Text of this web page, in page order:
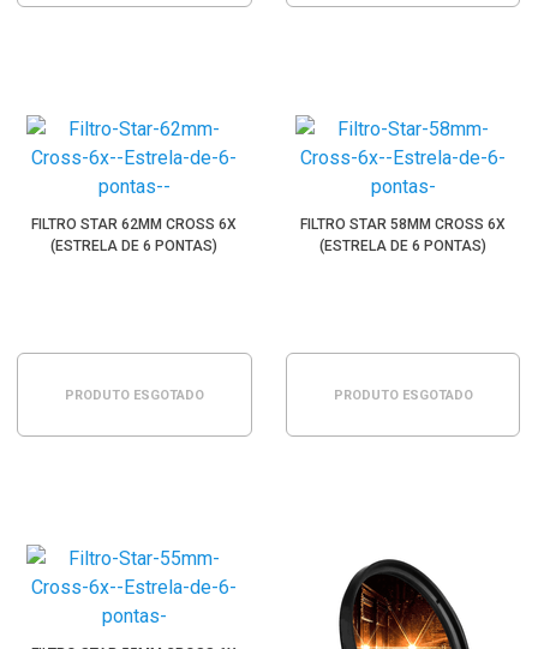
FILTRO STAR 62MM CROSS 6X
(ESTRELA DE 6 PONTAS)
PRODUTO ESGOTADO
FILTRO STAR 58MM CROSS 6X
(ESTRELA DE 6 PONTAS)
PRODUTO ESGOTADO